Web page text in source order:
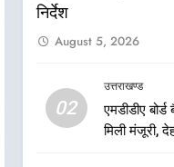
निर्देश
August 5, 2026
02
उत्तराखण्ड
एमडीडीए
मिली मंजूरी,
5